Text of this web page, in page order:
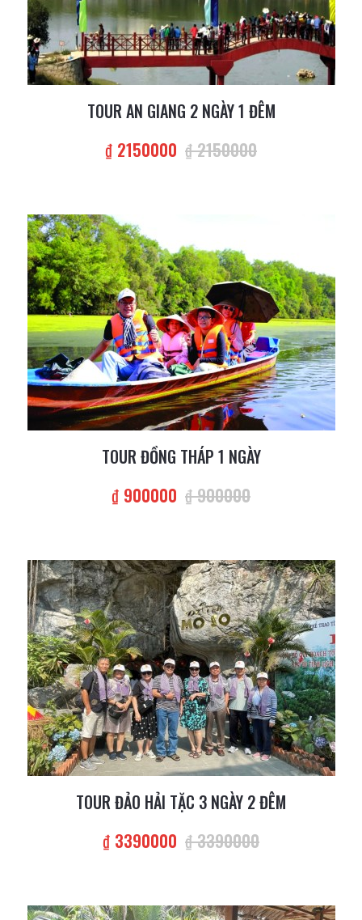
TOUR AN GIANG 2 NGÀY 1 ĐÊM
₫ 2150000 ₫ 2150000
TOUR ĐỒNG THÁP 1 NGÀY
₫ 900000 ₫ 900000
TOUR ĐẢO HẢI TẶC 3 NGÀY 2 ĐÊM
₫ 3390000 ₫ 3390000